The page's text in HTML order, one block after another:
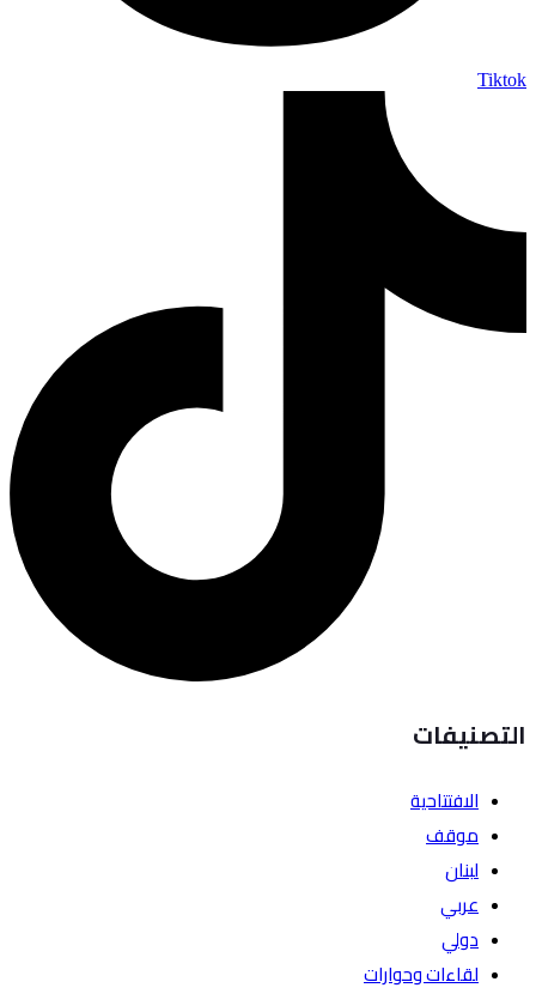
Tiktok
التصنيفات
الافتتاحية
موقف
لبنان
عربي
دولي
لقاءات وحوارات